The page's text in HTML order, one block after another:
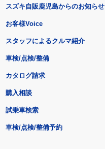
スズキ自販鹿児島からのお知らせ
お客様Voice
スタッフによるクルマ紹介
車検/点検/整備
カタログ請求
購入相談
試乗車検索
車検/点検/整備予約